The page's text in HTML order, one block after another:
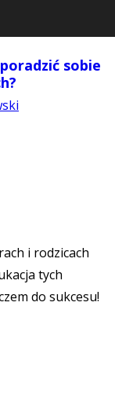
sobie
i rodzicach
tych
do sukcesu!